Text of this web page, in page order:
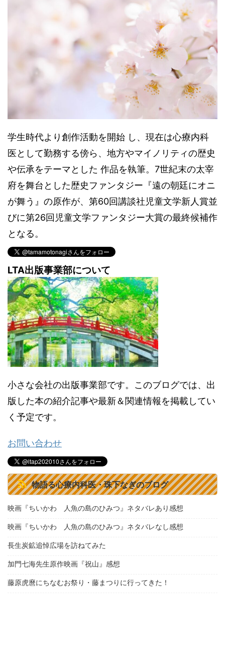
学生時代より創作活動を開始 し、現在は心療内科
医として勤務する傍ら、地方やマイノリティの歴史
や伝承をテーマとした 作品を執筆。7世紀末の太宰
府を舞台とした歴史ファンタジー『遠の朝廷にオニ
が舞う』の原作が、第60回講談社児童文学新人賞並
びに第26回児童文学ファンタジー大賞の最終候補作
となる。
LTA出版事業部について
小さな会社の出版事業部です。このブログでは、出
版した本の紹介記事や最新＆関連情報を掲載してい
く予定です。
お問い合わせ
物語る心療内科医・珠下なぎのブログ
映画『ちいかわ 人魚の島のひみつ』ネタバレあり感想
映画『ちいかわ 人魚の島のひみつ』ネタバレなし感想
長生炭鉱追悼広場を訪ねてみた
加門七海先生原作映画『祝山』感想
藤原虎麿にちなむお祭り・藤まつりに行ってきた！